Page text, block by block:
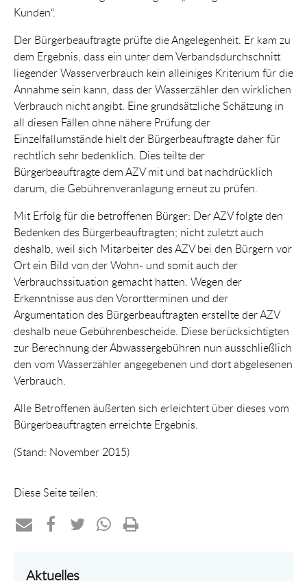
Kunden“.
Der Bürgerbeauftragte prüfte die Angelegenheit. Er kam zu
dem Ergebnis, dass ein unter dem Verbandsdurchschnitt
liegender Wasserverbrauch kein alleiniges Kriterium für die
Annahme sein kann, dass der Wasserzähler den wirklichen
Verbrauch nicht angibt. Eine grundsätzliche Schätzung in
all diesen Fällen ohne nähere Prüfung der
Einzelfallumstände hielt der Bürgerbeauftragte daher für
rechtlich sehr bedenklich. Dies teilte der
Bürgerbeauftragte dem AZV mit und bat nachdrücklich
darum, die Gebührenveranlagung erneut zu prüfen.
Mit Erfolg für die betroffenen Bürger: Der AZV folgte den
Bedenken des Bürgerbeauftragten; nicht zuletzt auch
deshalb, weil sich Mitarbeiter des AZV bei den Bürgern vor
Ort ein Bild von der Wohn- und somit auch der
Verbrauchssituation gemacht hatten. Wegen der
Erkenntnisse aus den Vorortterminen und der
Argumentation des Bürgerbeauftragten erstellte der AZV
deshalb neue Gebührenbescheide. Diese berücksichtigten
zur Berechnung der Abwassergebühren nun ausschließlich
den vom Wasserzähler angegebenen und dort abgelesenen
Verbrauch.
Alle Betroffenen äußerten sich erleichtert über dieses vom
Bürgerbeauftragten erreichte Ergebnis.
(Stand: November 2015)
Diese Seite teilen:
perauf
Aktuelles